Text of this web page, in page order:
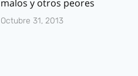
malos y otros peores
Octubre 31, 2013